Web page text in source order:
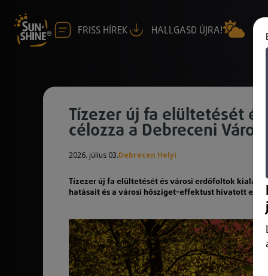
FRISS HÍREK HALLGASD ÚJRA!
Tízezer új fa elültetését
célozza a Debreceni
2026. július 03.Debrecen Helyi
Tízezer új fa elültetését és városi erdőfoltok
hatásait és a városi hősziget-effektust hivatott